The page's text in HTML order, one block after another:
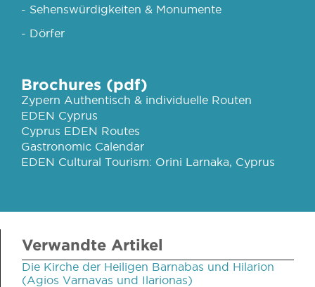
- Sehenswürdigkeiten & Monumente
- Dörfer
Brochures (pdf)
Zypern Authentisch & individuelle Routen
EDEN Cyprus
Cyprus EDEN Routes
Gastronomic Calendar
EDEN Cultural Tourism: Orini Larnaka, Cyprus
Verwandte Artikel
Die Kirche der Heiligen Barnabas und Hilarion
(Agios Varnavas und Ilarionas)